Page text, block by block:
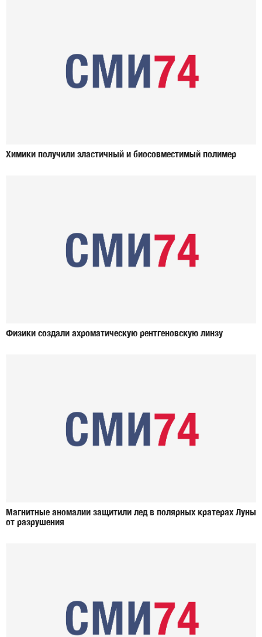
Химики получили эластичный и биосовместимый полимер
Физики создали ахроматическую рентгеновскую линзу
Магнитные аномалии защитили лед в полярных кратерах Луны
от разрушения